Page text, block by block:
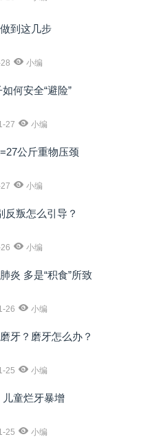
到这几步
小编
何安全“避险”
27 小编
公斤重物压颈
小编
反叛怎么引导？
小编
炎 多是“积食”所致
26 小编
牙？磨牙怎么办？
25 小编
童烂牙暴增
25 小编